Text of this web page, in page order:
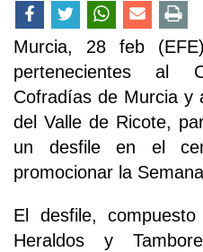
Murcia, 28 feb
pertenecientes al
Cofradías de Murcia y
del Valle de Ricote,
un desfile en el
promocionar la
El desfile,
Heraldos y